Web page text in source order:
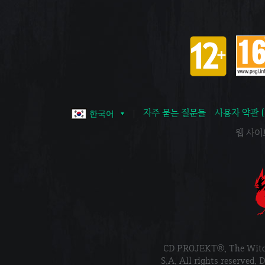
한국어 자주 묻는 질문들
사용자 약관
웹 사
CD PROJEKT®, The
S.A. All rights reserved.